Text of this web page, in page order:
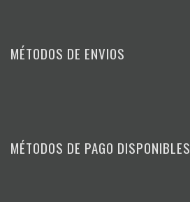
MÉTODOS DE ENVIOS
MÉTODOS DE PAGO DISPONIBLES